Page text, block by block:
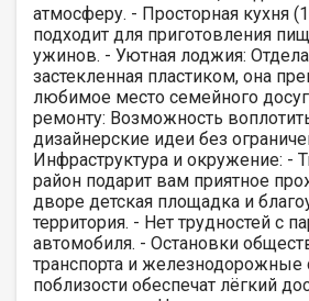
атмосферу. - Просторная кухня
подходит для приготовления
ужинов. - Уютная лоджия:
застекленная пластиком, она
любимое место семейного
ремонту: Возможность
дизайнерские идеи без
Инфраструктура и окружение: -
район подарит вам приятное
дворе детская площадка и
территория. - Нет трудностей с
автомобиля. - Остановки
транспорта и железнодорожные
поблизости обеспечат лёгкий